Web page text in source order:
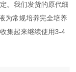
。我们发货的原代细
为常规培养完全培养
集起来继续使用3-4